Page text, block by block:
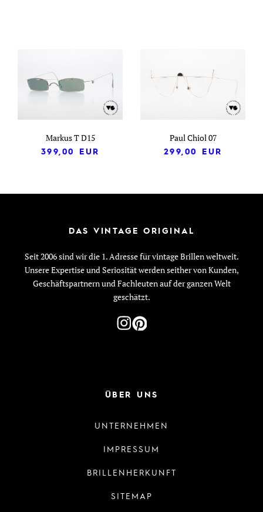
Markus T D15
399,00
EUR
Paul Chiol 07
299,00
EUR
DAS VINTAGE ORIGINAL
Seit 2006 sind wir die 1. Adresse für vintage Brillen weltweit.
Unsere Expertise und Seriosität werden seither von Kunden,
Geschäftspartnern und Fachleuten auf der ganzen Welt
geschätzt.
ÜBER UNS
UNTERNEHMEN
IMPRESSUM
BRILLENHERKUNFT
SITEMAP